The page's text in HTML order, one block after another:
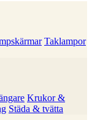
Taklampor
Krukor &
Städa & tvätta